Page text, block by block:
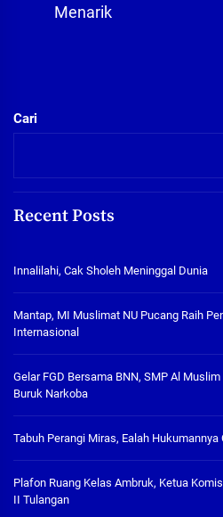
Menarik
Cari
Recent Posts
Innalilahi, Cak Sholeh Meninggal Dunia
Mantap, MI Muslimat NU Pucang Raih
Internasional
Gelar FGD Bersama BNN, SMP Al
Buruk Narkoba
Tabuh Perangi Miras, Ealah Hukumannya
Plafon Ruang Kelas Ambruk, Ketua
II Tulangan